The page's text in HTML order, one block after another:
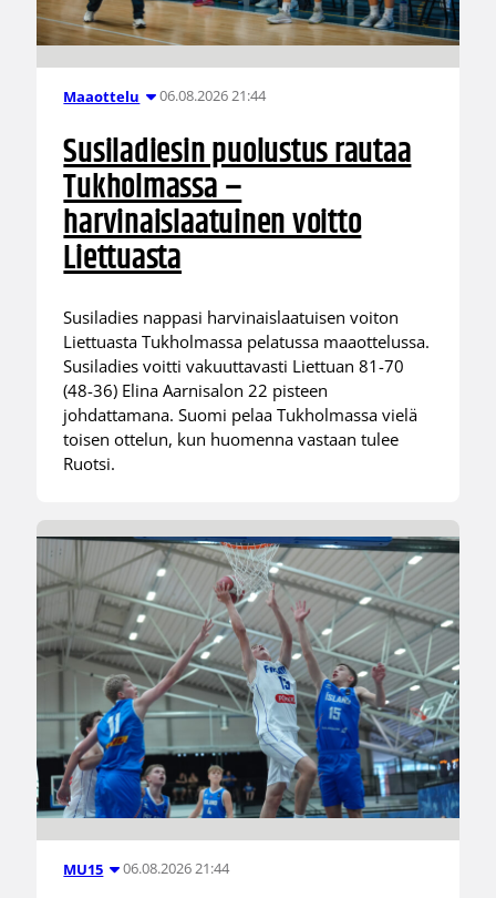
Maaottelu 06.08.2026 21:44
Susiladiesin puolustus rautaa
Tukholmassa –
harvinaislaatuinen voitto
Liettuasta
Susiladies nappasi harvinaislaatuisen voiton
Liettuasta Tukholmassa pelatussa maaottelussa.
Susiladies voitti vakuuttavasti Liettuan 81-70
(48-36) Elina Aarnisalon 22 pisteen
johdattamana. Suomi pelaa Tukholmassa vielä
toisen ottelun, kun huomenna vastaan tulee
Ruotsi.
MU15 06.08.2026 21:44